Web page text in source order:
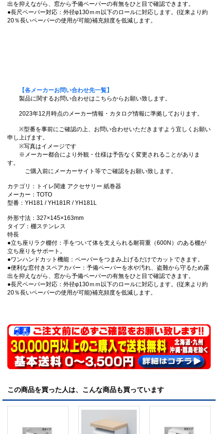
出を抑えながら、窓から予備ペーパーの有無をひと目で確認できます。
●長尺ペーパー対応：外径φ130ｍｍ以下のロールに対応します。(従来より約
20％長いペーパーの使用が可能)補充頻度を低減します。
【各メーカーお問い合わせ先一覧】
製品に関するお問い合わせはこちらからお願い致します。
2023年12月時点のメーカー情報・カタログ情報に準拠しております。
※型番を事前にご確認の上、お問い合わせいただきますよう宜しくお願い
申し上げます。
※写真はイメージです
※メーカー都合により外観・仕様は予告なく変更されることがありま
す。
ご購入前にメーカーサイト等でご確認をお願い致します。
カテゴリ：トイレ関連 アクセサリー 紙巻器
メーカー：TOTO
型番：YH181 / YH181R / YH181L
外形寸法：327×145×163mm
タイプ：棚ステンレス
特長
●立ち座りラク棚付：手をついて体を支えられる耐荷重（600N）のある棚が
立ち座りをサポート。
●ワンハンドカット機能：ペーパーをつまみ上げるだけでカットできます。
●便利な窓付きスペアカバー：予備ペーパーを水や汚れ、盗難から守るため露
出を抑えながら、窓から予備ペーパーの有無をひと目で確認できます。
●長尺ペーパー対応：外径φ130ｍｍ以下のロールに対応します。(従来より約
20％長いペーパーの使用が可能)補充頻度を低減します。
この商品を買った人は、こんな商品も買っています